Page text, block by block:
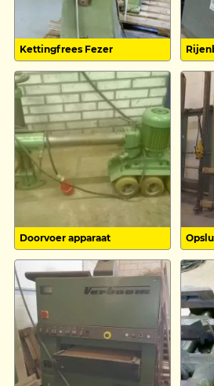
Kettingfrees Fezer
Doorvoer apparaat